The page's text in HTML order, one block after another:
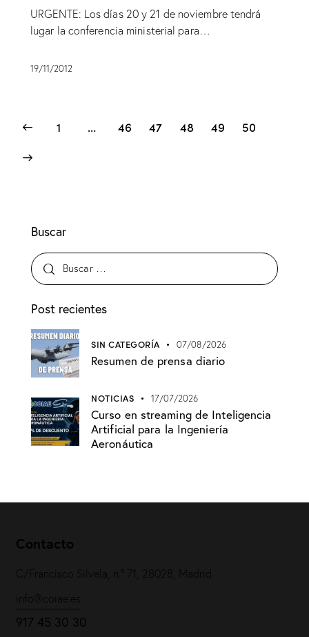
URGENTE: Los días 20 y 21 de noviembre tendrá
lugar la conferencia ministerial para…
19/11/2012
1 … 46 47 48 49 50
Buscar
Post recientes
SIN CATEGORÍA 07/08/2026
Resumen de prensa diario
NOTICIAS 17/07/2026
Curso en streaming de Inteligencia
Artificial para la Ingeniería
Aeronáutica
Contacto
C/Francisco Silvela, n.º 71, 28028, Madrid
info@coiae.es
917 45 30 30